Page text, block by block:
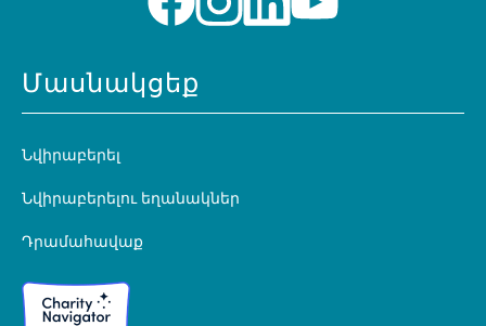
Մասնակցեք
Նվիրաբերել
Նվիրաբերելու եղանակներ
Դրամահավաք